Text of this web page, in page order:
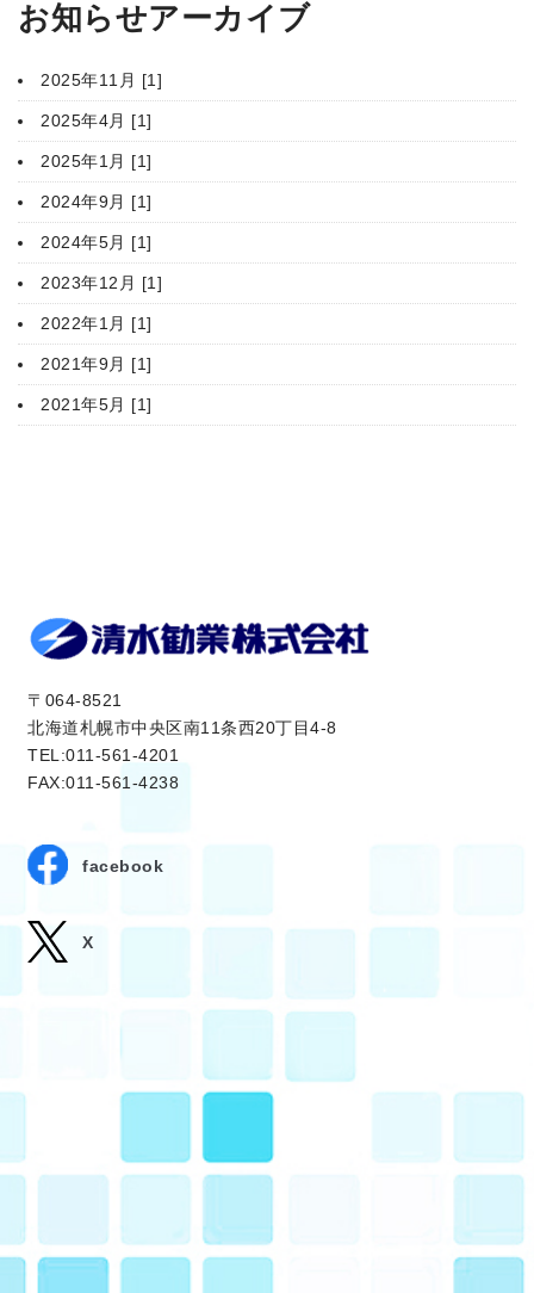
お知らせアーカイブ
2025年11月 [1]
2025年4月 [1]
2025年1月 [1]
2024年9月 [1]
2024年5月 [1]
2023年12月 [1]
2022年1月 [1]
2021年9月 [1]
2021年5月 [1]
〒064-8521
北海道札幌市中央区南11条西20丁目4-8
TEL:011-561-4201
FAX:011-561-4238
facebook
X